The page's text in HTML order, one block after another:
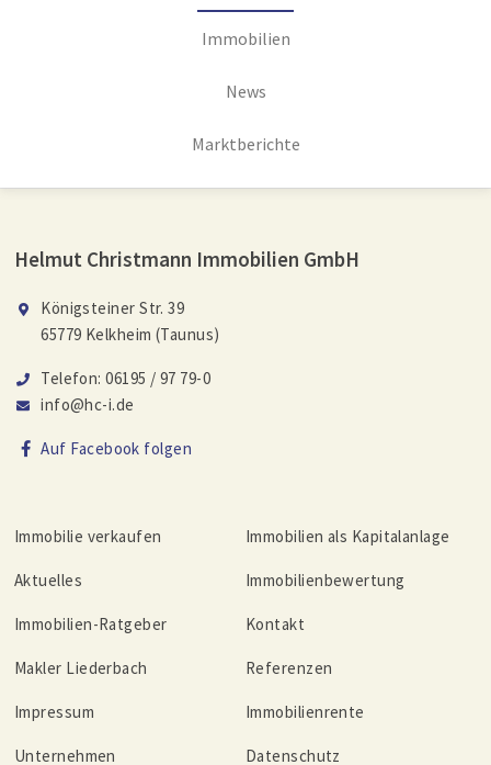
Immobilien
News
Marktberichte
Helmut Christmann Immobilien GmbH
Königsteiner Str. 39
65779 Kelkheim (Taunus)
Telefon: 06195 / 97 79-0
info@hc-i.de
Auf Facebook folgen
Immobilie verkaufen Immobilien als Kapitalanlage
Aktuelles Immobilienbewertung
Immobilien-Ratgeber Kontakt
Makler Liederbach Referenzen
Impressum Immobilienrente
Unternehmen Datenschutz